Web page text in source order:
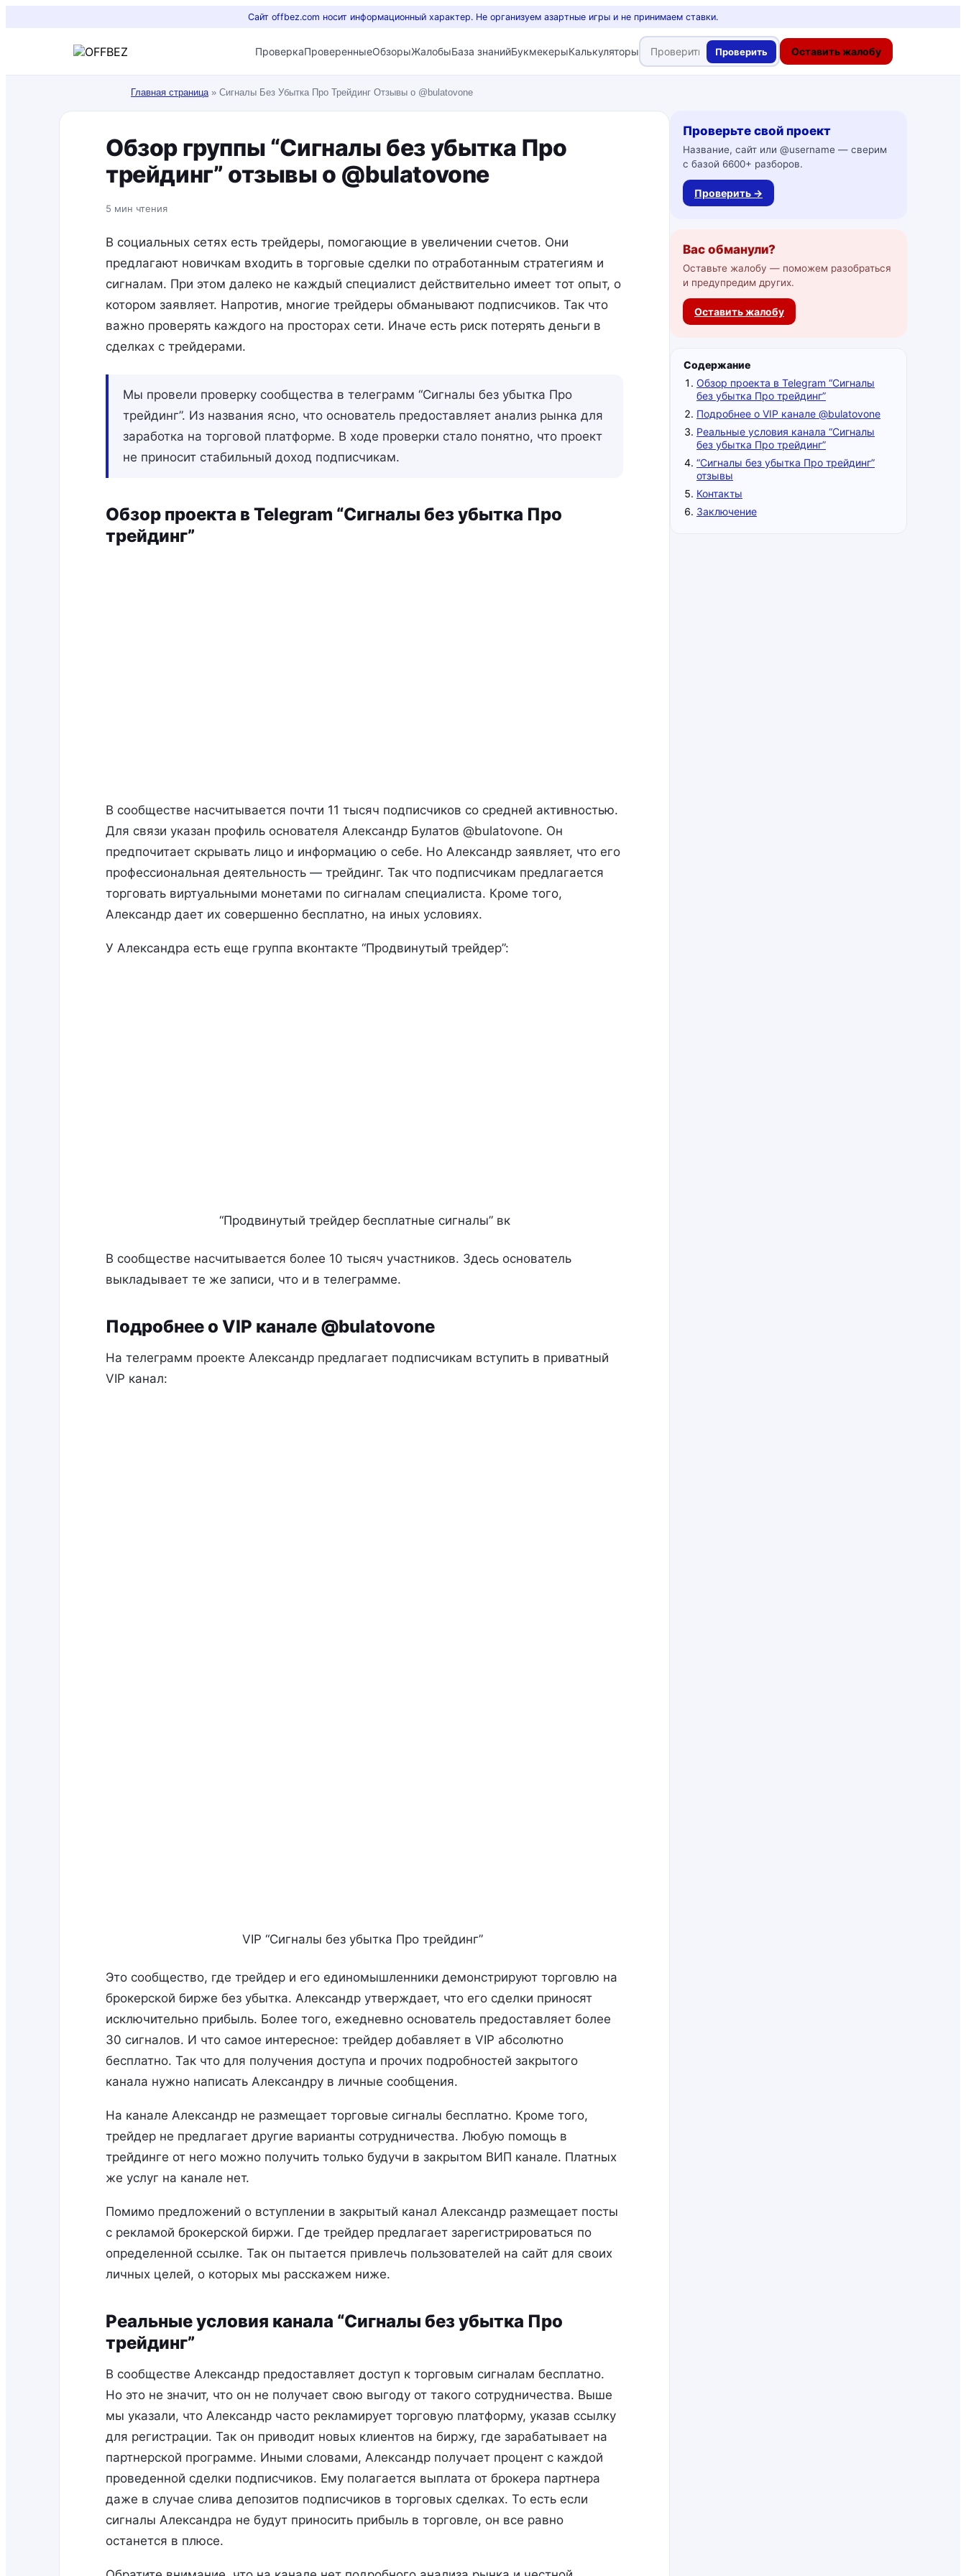
Сайт offbez.com носит информационный характер. Не организуем азартные игры и не принимаем ставки.
ПроверкаПроверенныеОбзорыЖалобыБаза знанийБукмекерыКалькуляторы Проверить Оставить жалобу
Главная страница» Сигналы Без Убытка Про Трейдинг Отзывы о @bulatovone
Обзор группы “Сигналы без убытка Про
трейдинг” отзывы о @bulatovone
5 мин чтения
В социальных сетях есть трейдеры, помогающие в увеличении счетов. Они
предлагают новичкам входить в торговые сделки по отработанным стратегиям и
сигналам. При этом далеко не каждый специалист действительно имеет тот опыт, о
котором заявляет. Напротив, многие трейдеры обманывают подписчиков. Так что
важно проверять каждого на просторах сети. Иначе есть риск потерять деньги в
сделках с трейдерами.
Мы провели проверку сообщества в телеграмм “Сигналы без убытка Про
трейдинг”. Из названия ясно, что основатель предоставляет анализ рынка для
заработка на торговой платформе. В ходе проверки стало понятно, что проект
не приносит стабильный доход подписчикам.
Обзор проекта в Telegram “Сигналы без убытка Про
трейдинг”
В сообществе насчитывается почти 11 тысяч подписчиков со средней активностью.
Для связи указан профиль основателя Александр Булатов @bulatovone. Он
предпочитает скрывать лицо и информацию о себе. Но Александр заявляет, что его
профессиональная деятельность — трейдинг. Так что подписчикам предлагается
торговать виртуальными монетами по сигналам специалиста. Кроме того,
Александр дает их совершенно бесплатно, на иных условиях.
У Александра есть еще группа вконтакте “Продвинутый трейдер”:
“Продвинутый трейдер бесплатные сигналы” вк
В сообществе насчитывается более 10 тысяч участников. Здесь основатель
выкладывает те же записи, что и в телеграмме.
Подробнее о VIP канале @bulatovone
На телеграмм проекте Александр предлагает подписчикам вступить в приватный
VIP канал:
VIP “Сигналы без убытка Про трейдинг”
Это сообщество, где трейдер и его единомышленники демонстрируют торговлю на
брокерской бирже без убытка. Александр утверждает, что его сделки приносят
исключительно прибыль. Более того, ежедневно основатель предоставляет более
30 сигналов. И что самое интересное: трейдер добавляет в VIP абсолютно
бесплатно. Так что для получения доступа и прочих подробностей закрытого
канала нужно написать Александру в личные сообщения.
На канале Александр не размещает торговые сигналы бесплатно. Кроме того,
трейдер не предлагает другие варианты сотрудничества. Любую помощь в
трейдинге от него можно получить только будучи в закрытом ВИП канале. Платных
же услуг на канале нет.
Помимо предложений о вступлении в закрытый канал Александр размещает посты
с рекламой брокерской биржи. Где трейдер предлагает зарегистрироваться по
определенной ссылке. Так он пытается привлечь пользователей на сайт для своих
личных целей, о которых мы расскажем ниже.
Реальные условия канала “Сигналы без убытка Про
трейдинг”
В сообществе Александр предоставляет доступ к торговым сигналам бесплатно.
Но это не значит, что он не получает свою выгоду от такого сотрудничества. Выше
мы указали, что Александр часто рекламирует торговую платформу, указав ссылку
для регистрации. Так он приводит новых клиентов на биржу, где зарабатывает на
партнерской программе. Иными словами, Александр получает процент с каждой
проведенной сделки подписчиков. Ему полагается выплата от брокера партнера
даже в случае слива депозитов подписчиков в торговых сделках. То есть если
сигналы Александра не будут приносить прибыль в торговле, он все равно
останется в плюсе.
Проверьте свой проект
Название, сайт или @username — сверим
с базой 6600+ разборов.
Проверить →
Вас обманули?
Оставьте жалобу — поможем разобраться
и предупредим других.
Оставить жалобу
Содержание
Обзор проекта в Telegram “Сигналы
без убытка Про трейдинг”
Подробнее о VIP канале @bulatovone
Реальные условия канала “Сигналы
без убытка Про трейдинг”
“Сигналы без убытка Про трейдинг”
отзывы
Контакты
Заключение